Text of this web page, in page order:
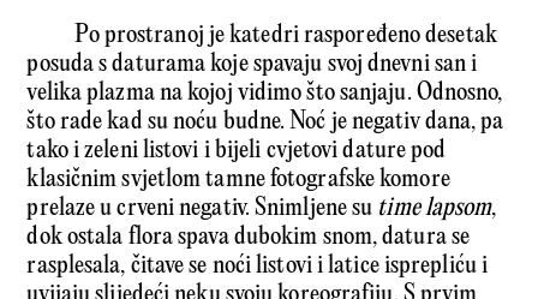
Po prostranoj je katedri raspoređeno desetak
posuda s daturama koje spavaju svoj dnevni san i
velika plazma na kojoj vidimo što sanjaju. Odnosno,
što rade kad su noću budne. Noć je negativ dana, pa
tako i zeleni listovi i bijeli cvjetovi dature pod
klasičnim svjetlom tamne fotografske komore
prelaze u crveni negativ. Snimljene su time lapsom,
dok ostala flora spava dubokim snom, datura se
rasplesala, čitave se noći listovi i latice isprepliću i